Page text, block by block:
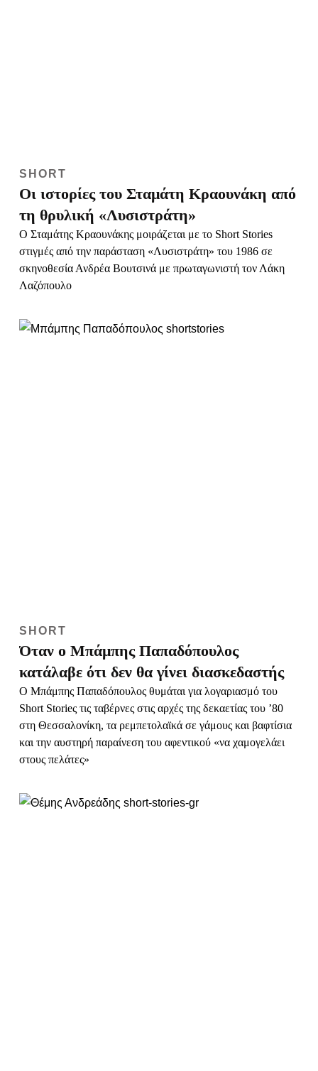
SHORT
Οι ιστορίες του Σταμάτη Κραουνάκη από
τη θρυλική «Λυσιστράτη»
Ο Σταμάτης Κραουνάκης μοιράζεται με το Short Stories
στιγμές από την παράσταση «Λυσιστράτη» του 1986 σε
σκηνοθεσία Ανδρέα Βουτσινά με πρωταγωνιστή τον Λάκη
Λαζόπουλο
SHORT
Όταν ο Μπάμπης Παπαδόπουλος
κατάλαβε ότι δεν θα γίνει διασκεδαστής
Ο Μπάμπης Παπαδόπουλος θυμάται για λογαριασμό του
Short Storieς τις ταβέρνες στις αρχές της δεκαετίας του ’80
στη Θεσσαλονίκη, τα ρεμπετολαϊκά σε γάμους και βαφτίσια
και την αυστηρή παραίνεση του αφεντικού «να χαμογελάει
στους πελάτες»